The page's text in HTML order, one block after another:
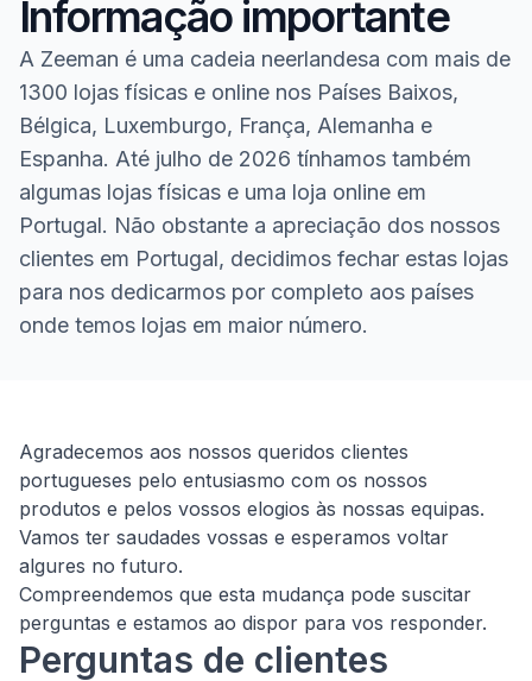
Informação importante
A Zeeman é uma cadeia neerlandesa com mais de
1300 lojas físicas e online nos Países Baixos,
Bélgica, Luxemburgo, França, Alemanha e
Espanha. Até julho de 2026 tínhamos também
algumas lojas físicas e uma loja online em
Portugal. Não obstante a apreciação dos nossos
clientes em Portugal, decidimos fechar estas lojas
para nos dedicarmos por completo aos países
onde temos lojas em maior número.
Homepage
Agradecemos aos nossos queridos clientes
portugueses pelo entusiasmo com os nossos
produtos e pelos vossos elogios às nossas equipas.
Vamos ter saudades vossas e esperamos voltar
algures no futuro.
Compreendemos que esta mudança pode suscitar
perguntas e estamos ao dispor para vos responder.
Perguntas de clientes